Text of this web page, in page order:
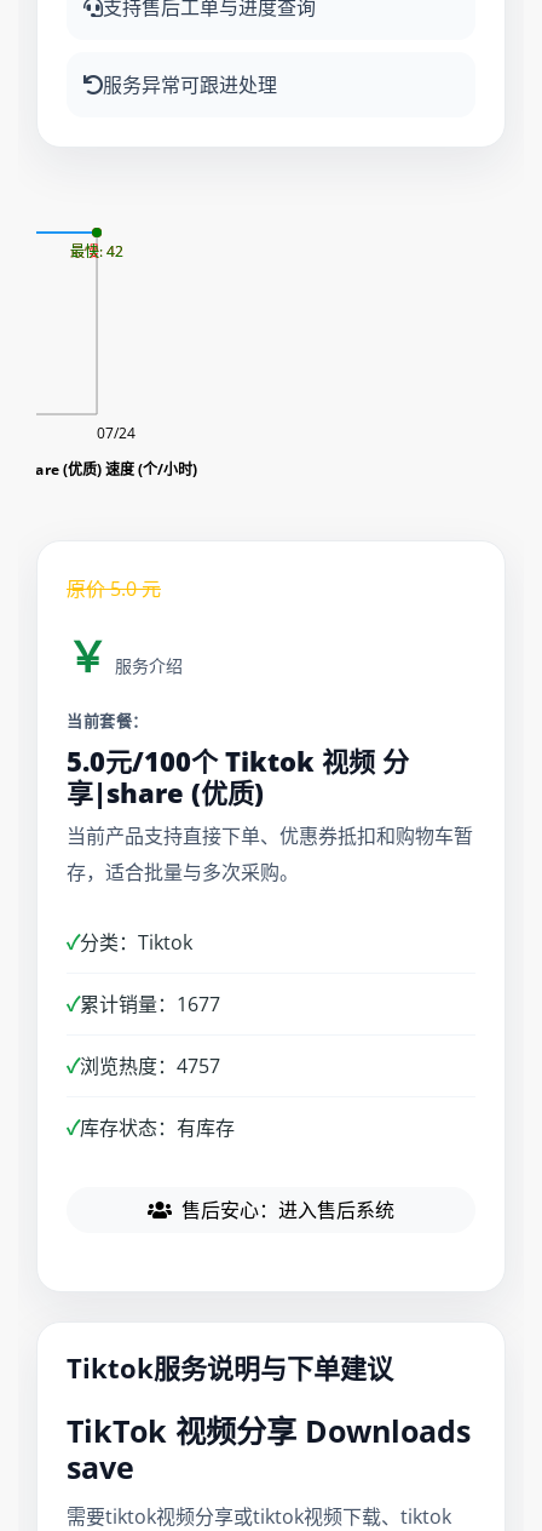
支持售后工单与进度查询
服务异常可跟进处理
|share (优质) 速度 (个/小时)
07/24
最慢: 42
最快: 42
原价5.0元
￥ 服务介绍
当前套餐：
5.0元/100个 Tiktok 视频 分
享|share (优质)
当前产品支持直接下单、优惠券抵扣和购物车暂
存，适合批量与多次采购。
✓分类：Tiktok
✓累计销量：1677
✓浏览热度：4757
✓库存状态：有库存
售后安心：进入售后系统
Tiktok服务说明与下单建议
TikTok 视频分享 Downloads
save
需要tiktok视频分享或tiktok视频下载、tiktok